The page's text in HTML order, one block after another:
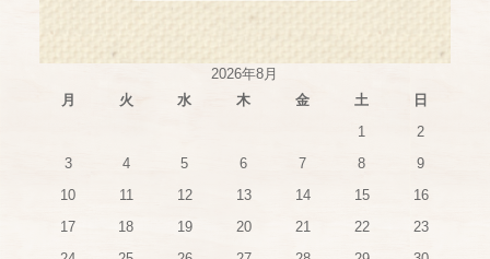
2026年8月
月
火 水 木 金 土
日
1
2
3
4 5 6 7 8
9
10
11 12 13 14 15
16
17
18 19 20 21 22
23